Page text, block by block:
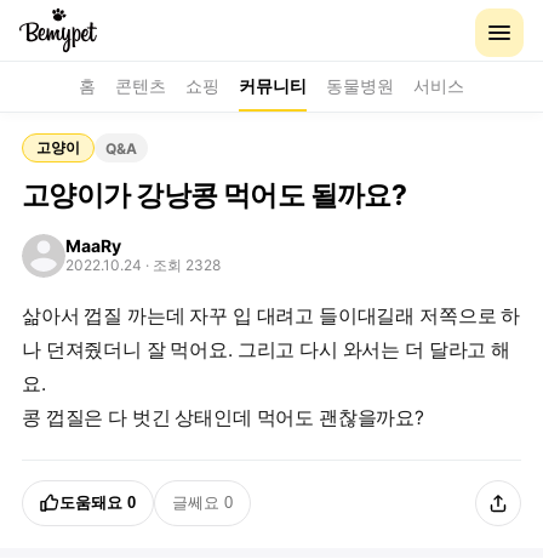
홈 콘텐츠 쇼핑 커뮤니티 동물병원 서비스
고양이 Q&A
고양이가 강낭콩 먹어도 될까요?
MaaRy
2022.10.24 · 조회 2328
삶아서 껍질 까는데 자꾸 입 대려고 들이대길래 저쪽으로 하
나 던져줬더니 잘 먹어요. 그리고 다시 와서는 더 달라고 해
요.
콩 껍질은 다 벗긴 상태인데 먹어도 괜찮을까요?
도움돼요 0 글쎄요 0